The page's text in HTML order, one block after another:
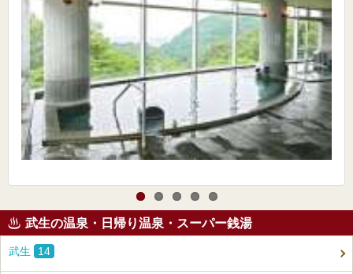
武生の温泉・日帰り温泉・スーパー銭湯
武生 14